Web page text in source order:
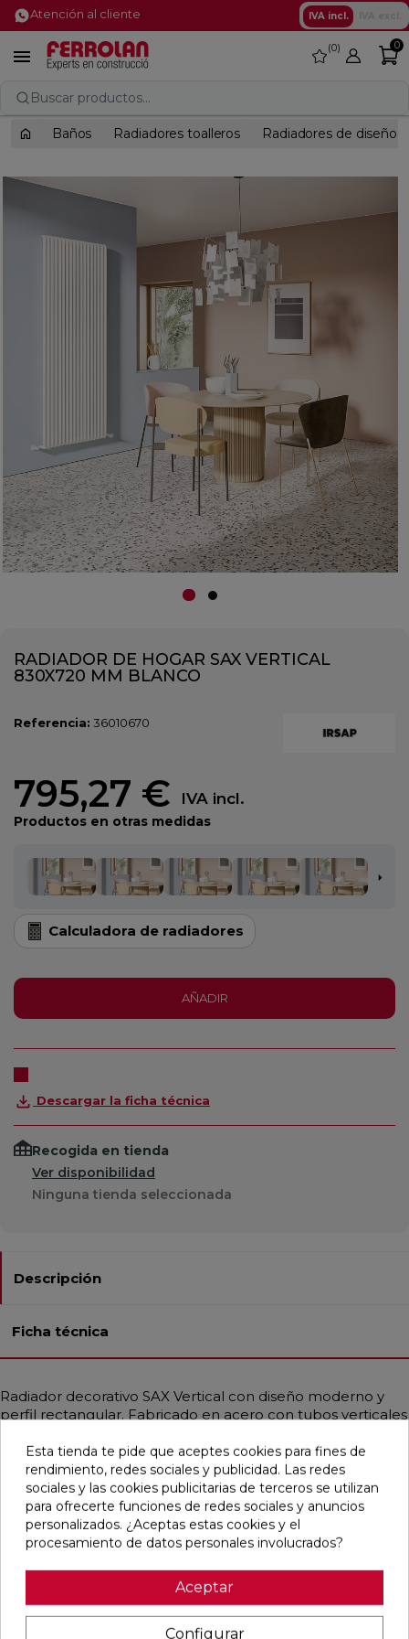
Atención al cliente IVA incl.
 favorite
0 0
Buscar productos...
Baños Radiadores toalleros Radiadores de diseño
RADIADOR DE HOGAR SAX VERTICAL
830X720 MM BLANCO
Referencia: 36010670
795,27 € IVA incl.
Productos en otras medidas
Calculadora de radiadores
AÑADIR
Descargar la ficha técnica
Recogida en tienda
Ver disponibilidad
Ninguna tienda seleccionada
Descripción
Ficha técnica
Radiador decorativo SAX Vertical con diseño moderno y
perfil rectangular. Fabricado en acero con tubos verticales
Proporciona un calor uniforme y constante en toda la
estancia, ideal para sistemas de baja temperatura como
bombas de calor o calderas de condensación. Disponible
en diferentes medidas, con potencias térmicas desde 109
hasta 3272 W. Incluye purgador, tapón ciego y soportes en
el mismo color del radiador. Acabados de alta gama
con varias configuraciones de conexión hidráulica.
Esta tienda te pide que aceptes cookies para fines de
rendimiento, redes sociales y publicidad. Las redes
sociales y las cookies publicitarias de terceros se utilizan
para ofrecerte funciones de redes sociales y anuncios
personalizados. ¿Aceptas estas cookies y el
procesamiento de datos personales involucrados?
Aceptar
Configurar